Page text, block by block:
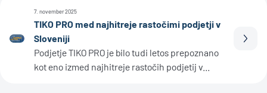
7. november 2025
TIKO PRO med najhitreje rastočimi podjetji v
Sloveniji
Podjetje TIKO PRO je bilo tudi letos prepoznano
kot eno izmed najhitreje rastočih podjetij v...